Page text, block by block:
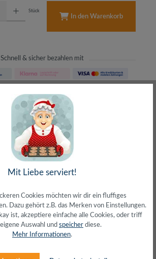
Stück
In den Warenkorb
Schnell & sicher bezahlen mit
aus Waiblingen
bestellen
– Frag den Profi!
persönlich
von was wir sprechen
DisplayPort (Stecker)Anschluss 2:
Mit Liebe serviert!
Cookies möchten wir dir ein fluffiges
Dazu gehört z.B. das Merken von Einstellungen.
ist, akzeptiere einfache alle Cookies, oder triff
Auswahl und speicher diese.
Mehr Informationen.